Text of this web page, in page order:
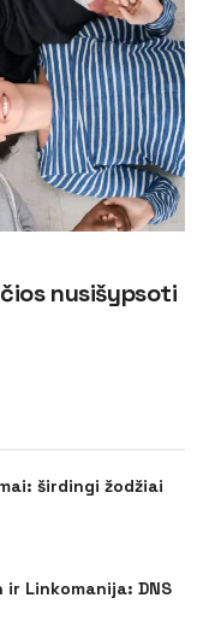
nusišypsoti
širdingi žodžiai
Linkomanija: DNS